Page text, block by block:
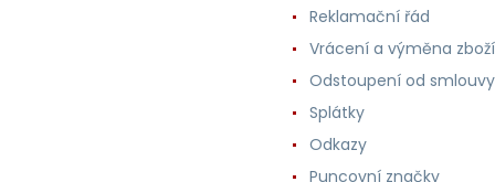
Reklamační řád
Vrácení a výměna zboží
Odstoupení od smlouvy
Splátky
Odkazy
Puncovní značky